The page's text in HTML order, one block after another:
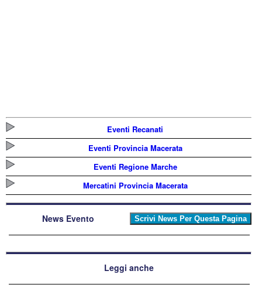
Eventi Recanati
Eventi Provincia Macerata
Eventi Regione Marche
Mercatini Provincia Macerata
News Evento
Leggi anche